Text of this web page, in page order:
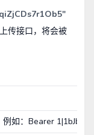
传接口，将会被
例如：Bearer